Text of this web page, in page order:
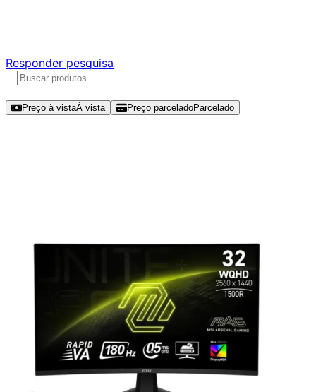
Responder pesquisa
Preço à vistaÀ vista Preço parceladoParcelado